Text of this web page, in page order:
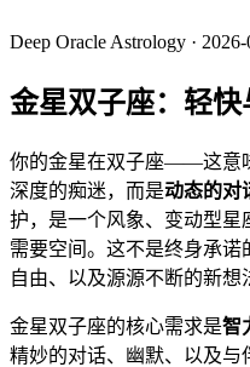
Deep Oracle Astrology ·
金星双子座：轻快
你的金星在双子座——这意
深度的痴迷，而是动态的对
护，是一个风象、变动型星
需要空间。这不是终身承
自由、以及源源不断的新想
金星双子座的核心需求是智
精妙的对话、幽默、以及与